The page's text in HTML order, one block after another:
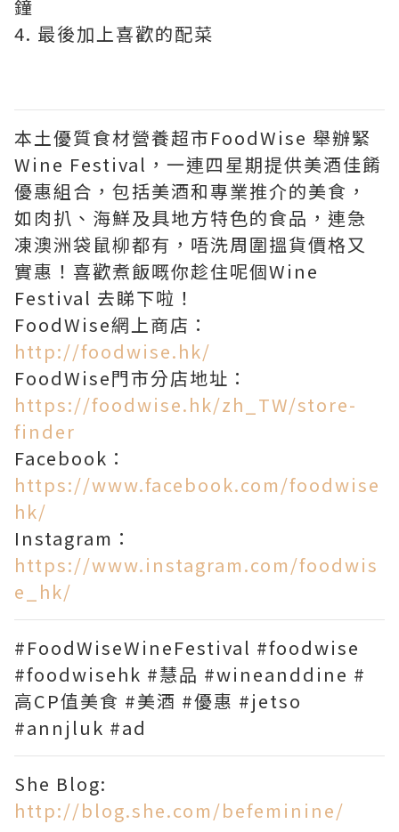
鐘
4. 最後加上喜歡的配菜
本土優質食材營養超市FoodWise 舉辦緊
Wine Festival，一連四星期提供美酒佳餚
優惠組合，包括美酒和專業推介的美食，
如肉扒、海鮮及具地方特色的食品，連急
凍澳洲袋鼠柳都有，唔洗周圍搵貨價格又
實惠！喜歡煮飯嘅你趁住呢個Wine
Festival 去睇下啦！
FoodWise網上商店：
http://foodwise.hk/
FoodWise門市分店地址：
https://foodwise.hk/zh_TW/store-
finder
Facebook：
https://www.facebook.com/foodwise
hk/
Instagram：
https://www.instagram.com/foodwis
e_hk/
#FoodWiseWineFestival #foodwise
#foodwisehk #慧品 #wineanddine #
高CP值美食 #美酒 #優惠 #jetso
#annjluk #ad
She Blog:
http://blog.she.com/befeminine/